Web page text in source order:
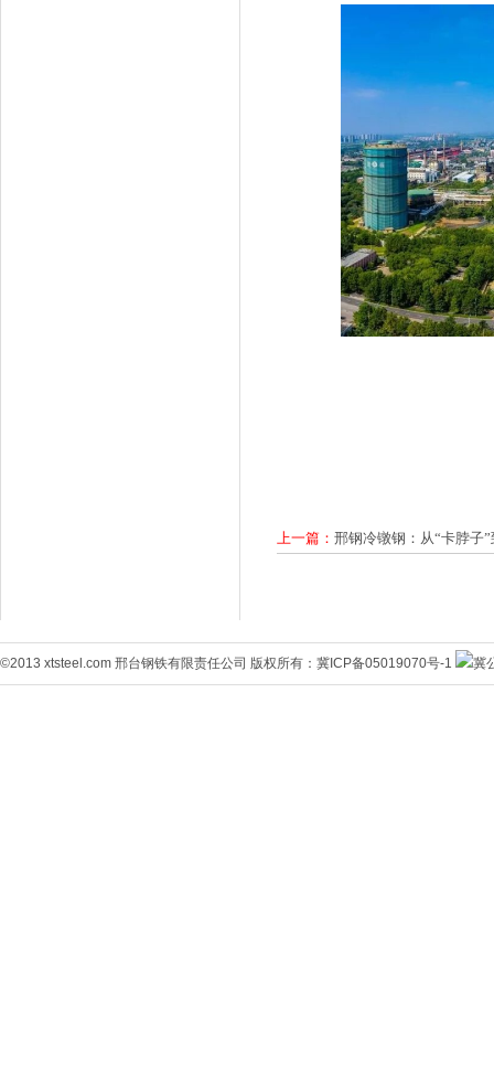
上一篇： 邢钢冷镦钢：从“卡脖子
©2013 xtsteel.com 邢台钢铁有限责任公司 版权所有： 冀ICP备05019070号-1 冀